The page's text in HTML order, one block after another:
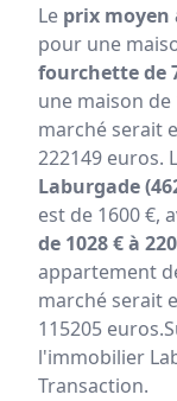
Le prix moyen
pour une
fourchette de
une maison de
marché serait
222149 euros.
Laburgade
est de 1600 €,
de 1028 € à
appartement
marché serait
115205
l'immobilier
Transaction.